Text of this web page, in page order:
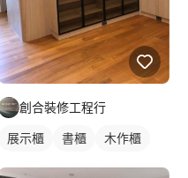
創合裝修工程行
展示櫃 書櫃 木作櫃